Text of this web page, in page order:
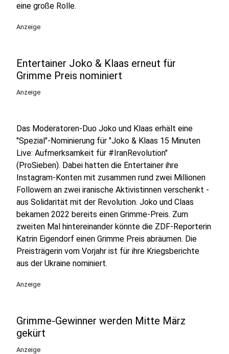
eine große Rolle.
Anzeige
Entertainer Joko & Klaas erneut für
Grimme Preis nominiert
Anzeige
Das Moderatoren-Duo Joko und Klaas erhält eine
"Spezial"-Nominierung für "Joko & Klaas 15 Minuten
Live: Aufmerksamkeit für #IranRevolution"
(ProSieben). Dabei hatten die Entertainer ihre
Instagram-Konten mit zusammen rund zwei Millionen
Followern an zwei iranische Aktivistinnen verschenkt -
aus Solidarität mit der Revolution. Joko und Claas
bekamen 2022 bereits einen Grimme-Preis. Zum
zweiten Mal hintereinander könnte die ZDF-Reporterin
Katrin Eigendorf einen Grimme Preis abräumen. Die
Preisträgerin vom Vorjahr ist für ihre Kriegsberichte
aus der Ukraine nominiert.
Anzeige
Grimme-Gewinner werden Mitte März
gekürt
Anzeige